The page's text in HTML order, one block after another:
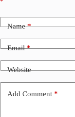
Name*
Email*
Website
Add Comment *